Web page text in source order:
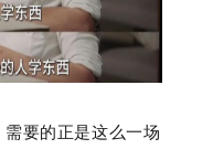
需要的正是这么一场